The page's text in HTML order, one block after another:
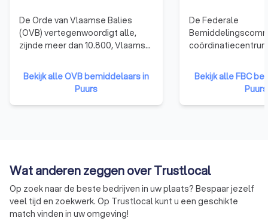
De Orde van Vlaamse Balies
(OVB) vertegenwoordigt alle,
zijnde meer dan 10.800, Vlaamse
beroepsorganisatie de belangen
van de advocatuur in haar
contacten met de overheden.
Bekijk alle OVB bemiddelaars in
Puurs
De Federale
voor bemiddeling
FBC staat als
erkenning van
Bekijk alle FBC
Puurs
Wat anderen zeggen over Trustlocal
Op zoek naar de beste bedrijven in uw plaats? Bespaar jezelf
veel tijd en zoekwerk. Op Trustlocal kunt u een geschikte
match vinden in uw omgeving!